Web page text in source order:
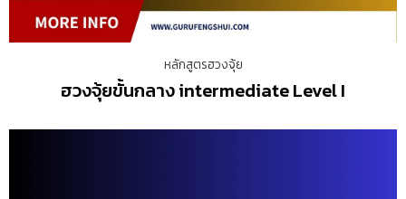
หลักสูตรฮวงจุ้ย
ฮวงจุ้ยขั้นกลาง intermediate Level I